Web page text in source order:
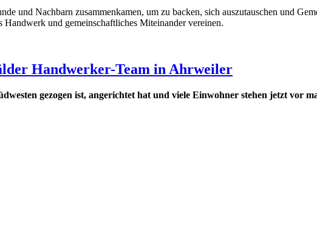
und Nachbarn zusammenkamen, um zu backen, sich auszutauschen und
und gemeinschaftliches Miteinander vereinen.
Handwerker-Team in Ahrweiler
gezogen ist, angerichtet hat und viele Einwohner stehen jetzt vor